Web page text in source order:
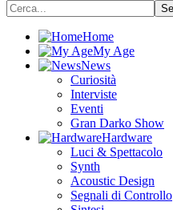
Home
My Age
News
Curiosità
Interviste
Eventi
Gran Darko Show
Hardware
Luci & Spettacolo
Synth
Acoustic Design
Segnali di Controllo